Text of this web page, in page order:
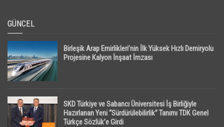
GÜNCEL
Birleşik Arap Emirlikleri’nin İlk Yüksek Hızlı Demiryolu
Projesine Kalyon İnşaat İmzası
SKD Türkiye ve Sabancı Üniversitesi İş Birliğiyle
Hazırlanan Yeni “Sürdürülebilirlik” Tanımı TDK Genel
Türkçe Sözlük’e Girdi